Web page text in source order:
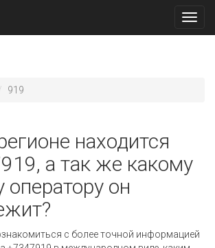
919
находится
а так же какому
оператору он
с более точной информацией